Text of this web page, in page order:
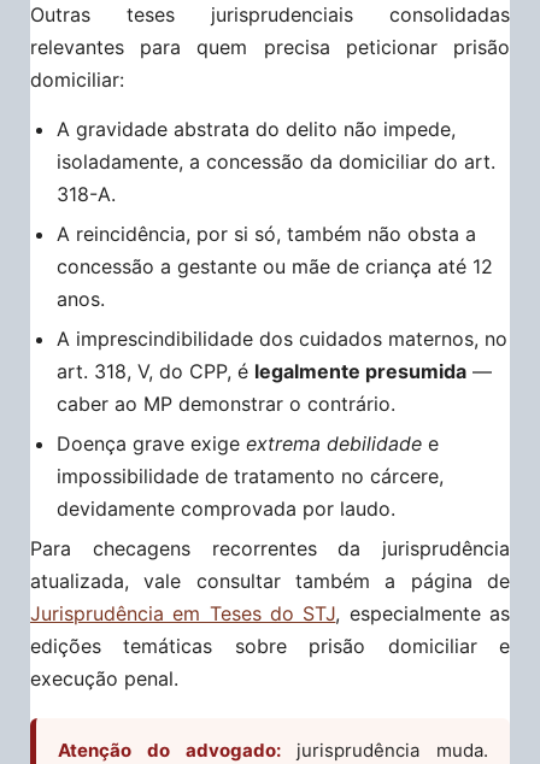
Outras teses jurisprudenciais consolidadas
relevantes para quem precisa peticionar prisão
domiciliar:
A gravidade abstrata do delito não impede,
isoladamente, a concessão da domiciliar do art.
318-A.
A reincidência, por si só, também não obsta a
concessão a gestante ou mãe de criança até 12
anos.
A imprescindibilidade dos cuidados maternos, no
art. 318, V, do CPP, é legalmente presumida —
caber ao MP demonstrar o contrário.
Doença grave exige extrema debilidade e
impossibilidade de tratamento no cárcere,
devidamente comprovada por laudo.
Para checagens recorrentes da jurisprudência
atualizada, vale consultar também a página de
Jurisprudência em Teses do STJ, especialmente as
edições temáticas sobre prisão domiciliar e
execução penal.
Atenção do advogado:jurisprudência muda.